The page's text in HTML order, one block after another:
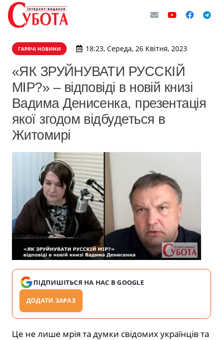
ГАРЯЧІ НОВИНИ 18:23, Середа, 26 Квітня, 2023
«ЯК ЗРУЙНУВАТИ РУССКІЙ
МІР?» – відповіді в новій книзі
Вадима Денисенка, презентація
якої згодом відбудеться в
Житомирі
ПІДПИШІТЬСЯ НА НАС В GOOGLE
ДОДАТИ ЗАРАЗ
Це не лише мрія та думки свідомих українців та